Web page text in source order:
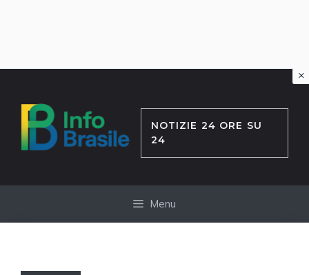
contenuto
NOTIZIE 24 ORE SU
24
Menu
×